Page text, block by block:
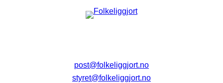
post@folkeliggjort.no
styret@folkeliggjort.no